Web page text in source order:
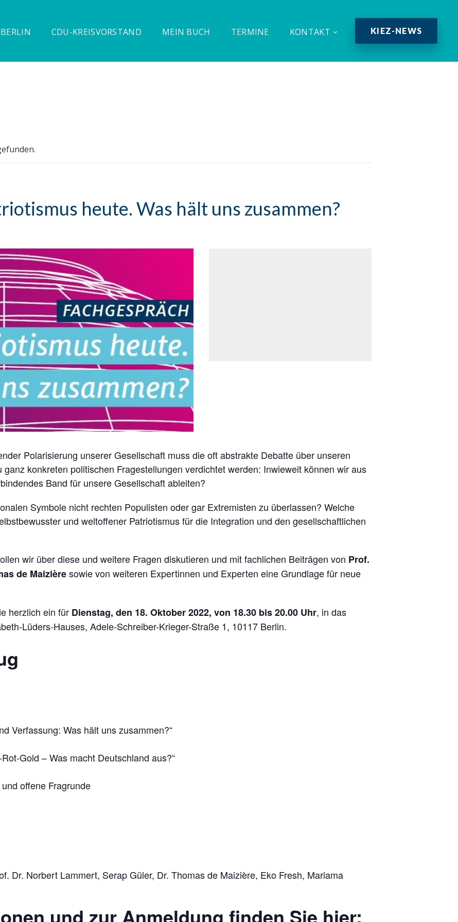
CDU-KREISVORSTAND MEIN BUCH TERMINE KONTAKT KIEZ-NEWS
heute. Was hält uns zusammen?
Polarisierung unserer Gesellschaft muss die oft abstrakte Debatte über unseren
konkreten politischen Fragestellungen verdichtet werden: Inwieweit können wir aus
Band für unsere Gesellschaft ableiten?
Symbole nicht rechten Populisten oder gar Extremisten zu überlassen? Welche
und weltoffener Patriotismus für die Integration und den gesellschaftlichen
wir über diese und weitere Fragen diskutieren und mit fachlichen Beiträgen von Prof.
de Maizièresowie von weiteren Expertinnen und Experten eine Grundlage für neue
herzlich ein für Dienstag, den 18. Oktober 2022, von 18.30 bis 20.00 Uhr, in das
Lüders-Hauses, Adele-Schreiber-Krieger-Straße 1, 10117 Berlin.
Verfassung: Was hält uns zusammen?“
Gold – Was macht Deutschland aus?“
offene Fragrunde
Dr. Norbert Lammert, Serap Güler, Dr. Thomas de Maizière, Eko Fresh, Mariama
und zur Anmeldung finden Sie hier: